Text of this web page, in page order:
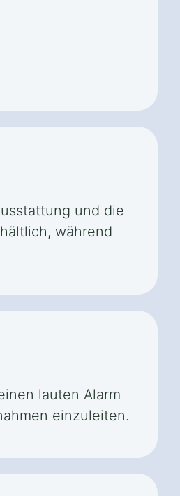
und die
während
lauten Alarm
einzuleiten.